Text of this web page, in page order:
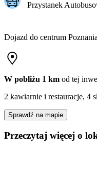
Przystanek
Dojazd do centrum Poznania
W pobliżu 1 km od tej
2 kawiarnie i restauracje, 4
Sprawdź na mapie
Przeczytaj więcej o